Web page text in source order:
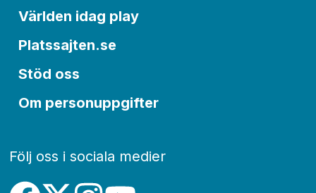
Världen idag play
Platssajten.se
Stöd oss
Om personuppgifter
Följ oss i sociala medier